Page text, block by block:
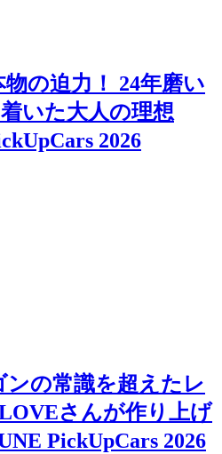
の迫力！ 24年磨い
いた大人の理想
2026
の常識を超えたレ
さんが作り上げ
PickUpCars 2026